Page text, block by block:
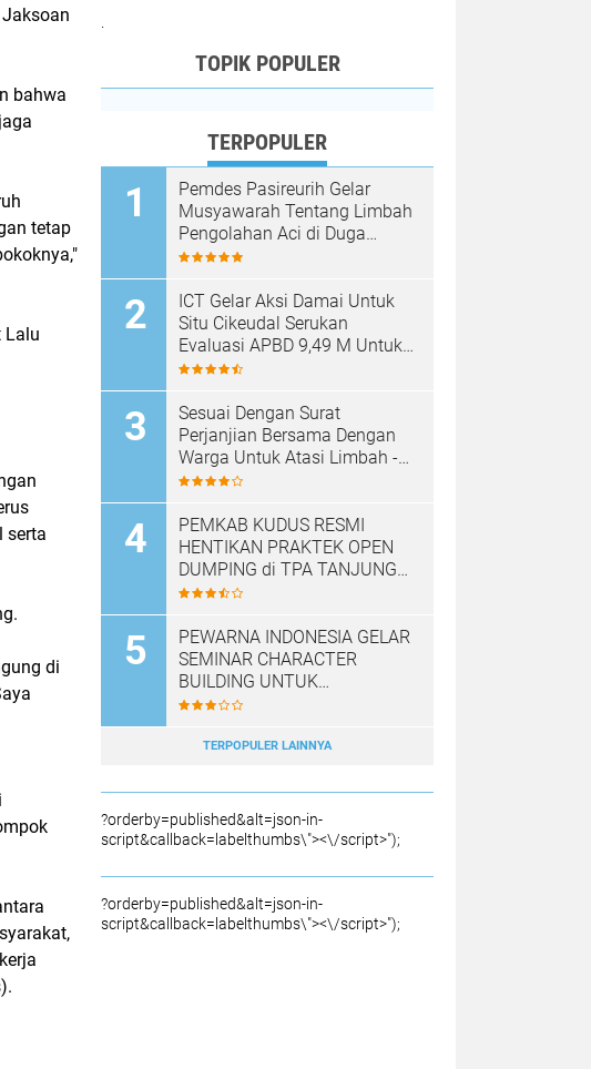
bahwa
tetap
Lalu
serta
di
TOPIK POPULER
TERPOPULER
Pemdes Pasireurih Gelar
Musyawarah Tentang Limbah
Pengolahan Aci di Duga
Cemari Sungai Cisata
Sementara
ICT Gelar Aksi Damai Untuk
Situ Cikeudal Serukan
Evaluasi APBD 9,49 M Untuk
Skala Prioritaskan Kebutuhan
Sesuai Dengan Surat
Perjanjian Bersama Dengan
Warga Untuk Atasi Limbah -
Pabrik Aci Giat Perbaiki Kobak
PEMKAB KUDUS RESMI
HENTIKAN PRAKTEK OPEN
DUMPING di TPA TANJUNG
REJO, KEC.JEKULO
SISTEM PENGELOLAAN
SAMPAH BARU
PEWARNA INDONESIA GELAR
SEMINAR CHARACTER
BUILDING UNTUK
MEMBANGUN JURNALIS
DAN BERDAMPAK*
TERPOPULER LAINNYA
?orderby=published&alt=json-in-
script&callback=labelthumbs\"><\/script>");
?orderby=published&alt=json-in-
script&callback=labelthumbs\"><\/script>");